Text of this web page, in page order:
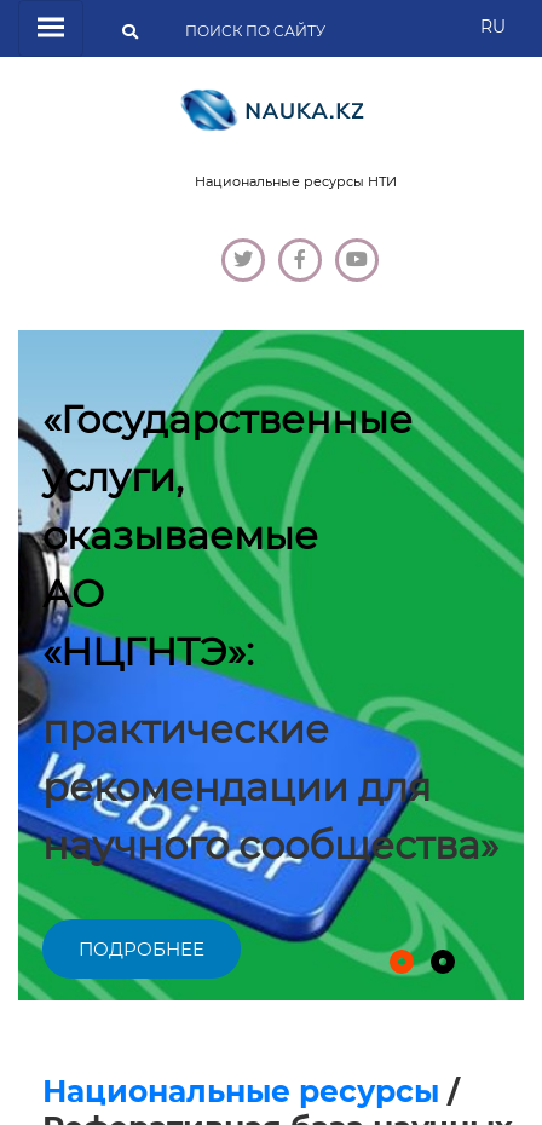
RU
Национальные ресурсы НТИ
«Государственные
услуги,
оказываемые
АО
«НЦГНТЭ»:
практические
рекомендации для
научного сообщества»
ПОДРОБНЕЕ
Национальные ресурсы /